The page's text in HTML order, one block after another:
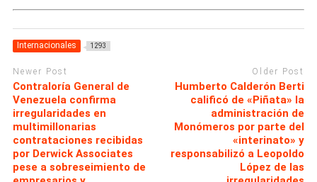
Internacionales 1293
Newer Post
Contraloría General de
Venezuela confirma
irregularidades en
multimillonarias
contrataciones recibidas
por Derwick Associates
pese a sobreseimiento de
Older Post
Humberto Calderón Berti
calificó de «Piñata» la
administración de
Monómeros por parte del
«interinato» y
responsabilizó a Leopoldo
López de las